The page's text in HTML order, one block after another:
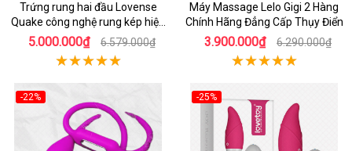
Trứng rung hai đầu Lovense
Quake công nghệ rung kép hiện
đại
5.000.000₫ 6.579.000₫
Máy Massage Lelo Gigi 2 Hàng
Chính Hãng Đẳng Cấp Thụy Điển
3.900.000₫ 6.290.000₫
-22%
-25%